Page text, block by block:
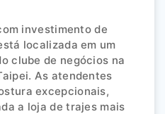
investimento de
localizada em um
clube de negócios na
As atendentes
excepcionais,
a loja de trajes mais